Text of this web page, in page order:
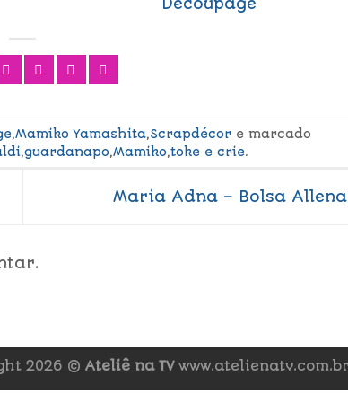
,Mamiko Yamashita,Scrapdécor e marcado
,guardanapo,Mamiko,toke e crie.
Maria Adna – Bolsa
2026 © Ateliê na TV